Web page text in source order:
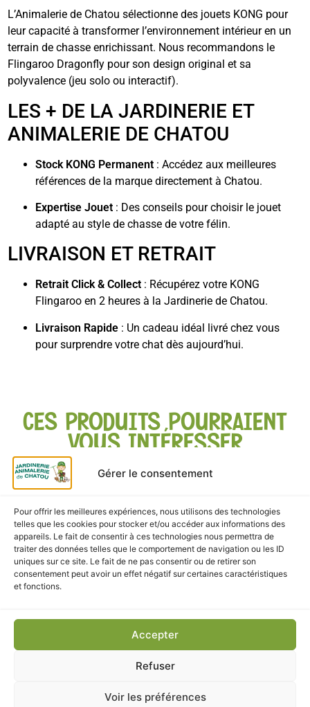
Gérer le consentement
Pour offrir les meilleures expériences, nous utilisons des technologies
telles que les cookies pour stocker et/ou accéder aux informations des
appareils. Le fait de consentir à ces technologies nous permettra de
traiter des données telles que le comportement de navigation ou les ID
uniques sur ce site. Le fait de ne pas consentir ou de retirer son
consentement peut avoir un effet négatif sur certaines caractéristiques
et fonctions.
Accepter
Refuser
Voir les préférences
L’Animalerie de Chatou sélectionne des jouets KONG pour
leur capacité à transformer l’environnement intérieur en un
terrain de chasse enrichissant. Nous recommandons le
Flingaroo Dragonfly pour son design original et sa
polyvalence (jeu solo ou interactif).
LES + DE LA JARDINERIE ET
ANIMALERIE DE CHATOU
Stock KONG Permanent : Accédez aux meilleures
références de la marque directement à Chatou.
Expertise Jouet : Des conseils pour choisir le jouet
adapté au style de chasse de votre félin.
LIVRAISON ET RETRAIT
Retrait Click & Collect : Récupérez votre KONG
Flingaroo en 2 heures à la Jardinerie de Chatou.
Livraison Rapide : Un cadeau idéal livré chez vous
pour surprendre votre chat dès aujourd’hui.
CES PRODUITS POURRAIENT
VOUS INTÉRESSER
ANIMALERIE,CHAT
L.casei chat – YOWUP immune system dinde 85g